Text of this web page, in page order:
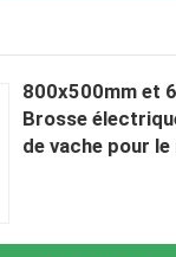
800x500mm et
Brosse
de vache pour